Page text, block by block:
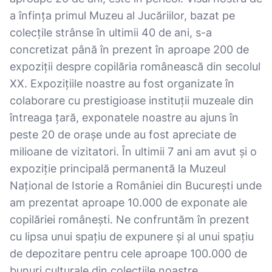
a înfința primul Muzeu al Jucăriilor, bazat pe
colecțile strânse în ultimii 40 de ani, s-a
concretizat până în prezent în aproape 200 de
expoziții despre copilăria românească din secolul
XX. Expozițiile noastre au fost organizate în
colaborare cu prestigioase instituții muzeale din
întreaga țară, exponatele noastre au ajuns în
peste 20 de orașe unde au fost apreciate de
milioane de vizitatori. În ultimii 7 ani am avut și o
expoziție principală permanentă la Muzeul
Național de Istorie a României din București unde
am prezentat aproape 10.000 de exponate ale
copilăriei românești. Ne confruntăm în prezent
cu lipsa unui spațiu de expunere și al unui spațiu
de depozitare pentru cele aproape 100.000 de